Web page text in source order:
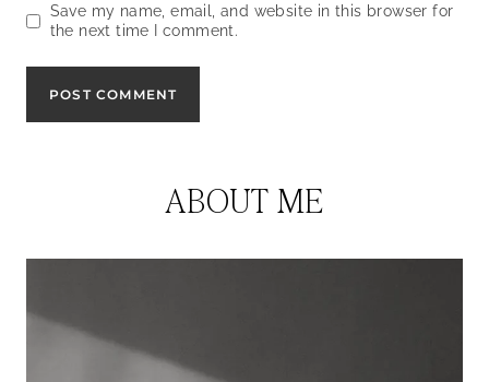
Save my name, email, and website in this browser for
the next time I comment.
ABOUT ME